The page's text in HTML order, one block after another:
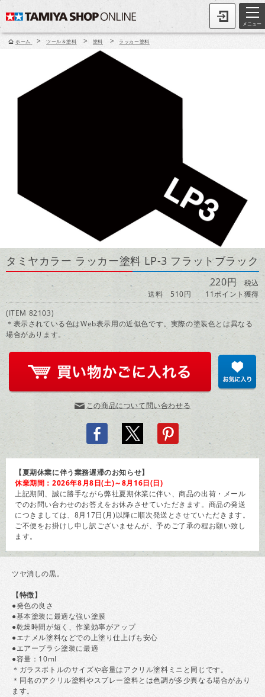
メニュー
ホーム > ツール＆塗料 > 塗料 > ラッカー塗料
タミヤカラー ラッカー塗料 LP-3 フラットブラック
220円 税込
送料 510円
11ポイント獲得
(ITEM 82103)
＊表示されている色はWeb表示用の近似色です。実際の塗装色とは異なる
場合があります。
この商品について問い合わせる
【夏期休業に伴う業務遅滞のお知らせ】
休業期間：2026年8月8日(土)～8月16日(日)
上記期間、誠に勝手ながら弊社夏期休業に伴い、商品の出荷・メール
でのお問い合わせのお答えをお休みさせていただきます。商品の発送
につきましては、8月17日(月)以降に順次発送とさせていただきます。
ご不便をお掛けし申し訳ございませんが、予めご了承の程お願い致し
ます。
ツヤ消しの黒。
【特徴】
●発色の良さ
●基本塗装に最適な強い塗膜
●乾燥時間が短く、作業効率がアップ
●エナメル塗料などでの上塗り仕上げも安心
●エアーブラシ塗装に最適
●容量：10ml
＊ガラスボトルのサイズや容量はアクリル塗料ミニと同じです。
＊同名のアクリル塗料やスプレー塗料とは色調が多少異なる場合があり
ます。